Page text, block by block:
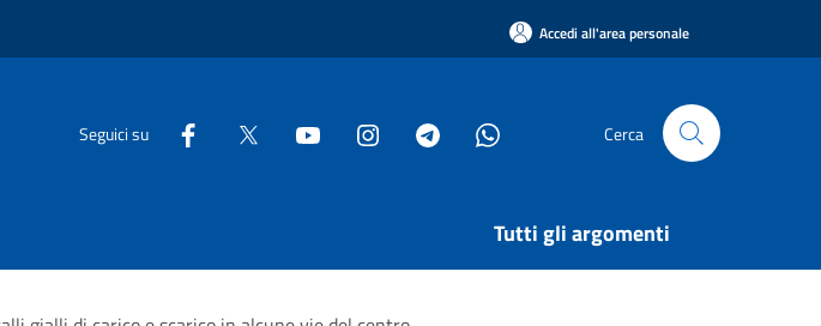
Accedi all'area personale
Seguici su Cerca
Tutti gli argomenti